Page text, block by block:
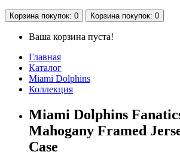
Корзина покупок: 0 Корзина покупок: 0
Ваша корзина пуста!
Главная
Каталог
Miami Dolphins
Коллекция
Miami Dolphins
Mahogany Framed
Case